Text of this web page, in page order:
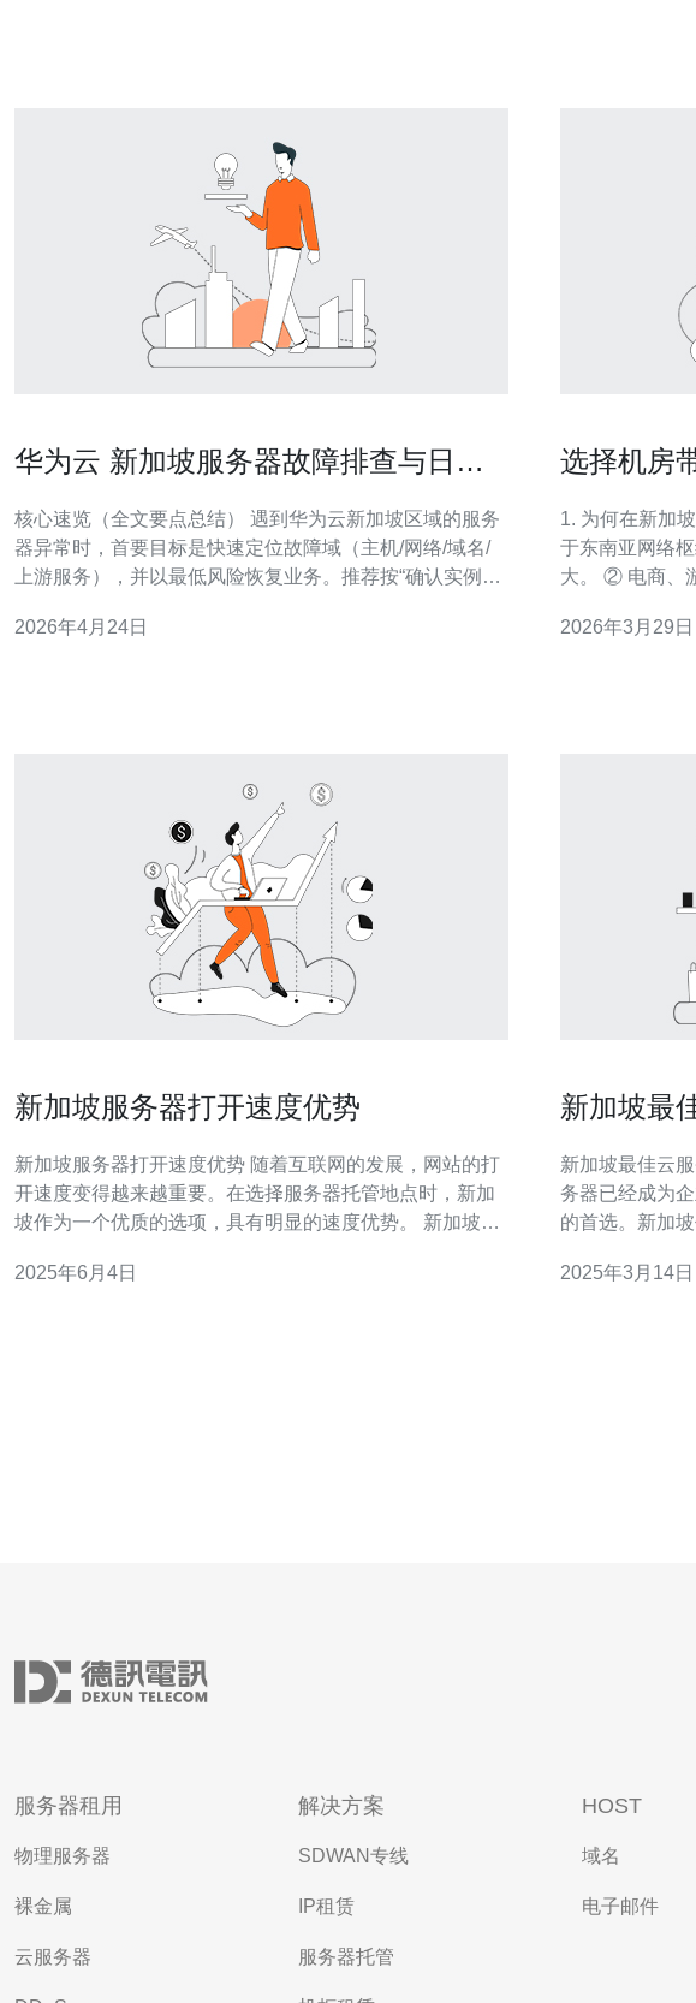
华为云 新加坡服务器故障排查与日常
核心速览（全文要点总结） 遇到华为云新加坡区域的服务
器异常时，首要目标是快速定位故障域（主机/网络/域名/
上游服务），并以最低风险恢复业务。推荐按“确认实例与
全与流量防护 → 恢复与预防”五步流程执行；常用命令包
2026年4月24日
选择机房
1. 为何在新加
于东南亚网络
大。 ② 电商、
看端口类型（
2026年3月29日
新加坡服务器打开速度优势
新加坡服务器打开速度优势 随着互联网的发展，网站的打
开速度变得越来越重要。在选择服务器托管地点时，新加
坡作为一个优质的选项，具有明显的速度优势。 新加坡位
时，新加坡是一个国际化的城市国家，拥有完善的基础设
2025年6月4日
新加坡最
新加坡最佳云服务器品牌排名
务器已经成为
的首选。新加
服务器品牌排
2025年3月14日
服务器租用
物理服务器
裸金属
云服务器
解决方案
SDWAN专线
IP租赁
服务器托管
HOST
域名
电子邮件